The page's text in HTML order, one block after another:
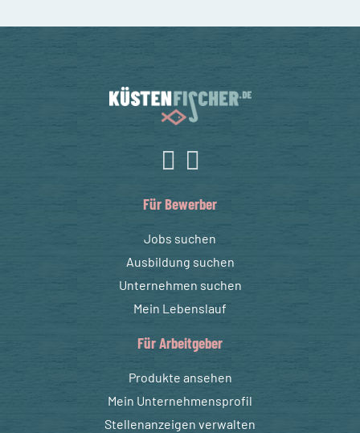
Für Bewerber
Jobs suchen
Ausbildung suchen
Unternehmen suchen
Mein Lebenslauf
Für Arbeitgeber
Produkte ansehen
Mein Unternehmensprofil
Stellenanzeigen verwalten